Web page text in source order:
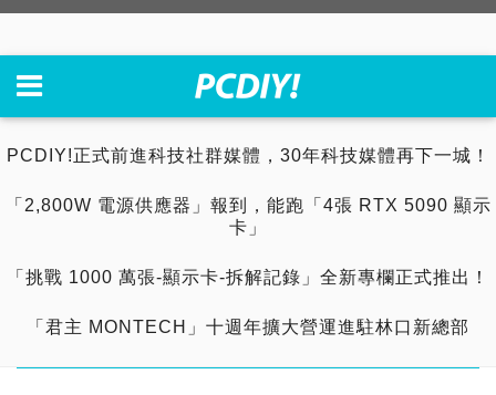
PCDIY!正式前進科技社群媒體，30年科技媒體再下一城！
「2,800W 電源供應器」報到，能跑「4張 RTX 5090 顯示
卡」
「挑戰 1000 萬張-顯示卡-拆解記錄」全新專欄正式推出！
「君主 MONTECH」十週年擴大營運進駐林口新總部